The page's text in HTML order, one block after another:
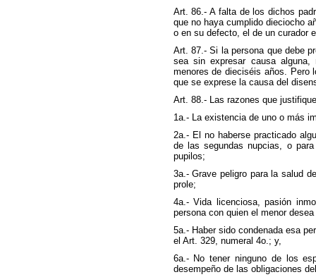
Art. 86.- A falta de los dichos
que no haya cumplido dieciocho
o en su defecto, el de un curador
Art. 87.- Si la persona que debe
sea sin expresar causa
menores de dieciséis años. Pero
que se exprese la causa del
Art. 88.- Las razones que
1a.- La existencia de uno o más
2a.- El no haberse practicado
de las segundas nupcias, o
pupilos;
3a.- Grave peligro para la salud
prole;
4a.- Vida licenciosa, pasión
persona con quien el menor
5a.- Haber sido condenada esa
el Art. 329, numeral 4o.; y,
6a.- No tener ninguno de los
desempeño de las obligaciones